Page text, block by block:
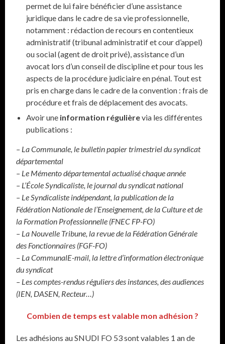
permet de lui faire bénéficier d’une assistance
juridique dans le cadre de sa vie professionnelle,
notamment : rédaction de recours en contentieux
administratif (tribunal administratif et cour d’appel)
ou social (agent de droit privé), assistance d’un
avocat lors d’un conseil de discipline et pour tous les
aspects de la procédure judiciaire en pénal. Tout est
pris en charge dans le cadre de la convention : frais de
procédure et frais de déplacement des avocats.
Avoir une information régulièrevia les différentes
publications :
– La Communale, le bulletin papier trimestriel du syndicat
départemental
– Le Mémento départemental actualisé chaque année
– L’École Syndicaliste, le journal du syndicat national
– Le Syndicaliste indépendant, la publication de la
Fédération Nationale de l’Enseignement, de la Culture et de
la Formation Professionnelle (FNEC FP-FO)
– La Nouvelle Tribune, la revue de la Fédération Générale
des Fonctionnaires (FGF-FO)
– La CommunalE-mail, la lettre d’information électronique
du syndicat
– Les comptes-rendus réguliers des instances, des audiences
(IEN, DASEN, Recteur…)
Combien de temps est valable mon adhésion ?
Les adhésions au SNUDI FO 53 sont valables 1 an de